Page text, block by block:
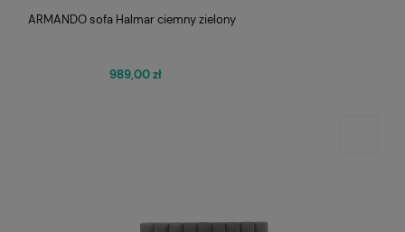
ARMANDO sofa Halmar ciemny zielony
989,00 zł